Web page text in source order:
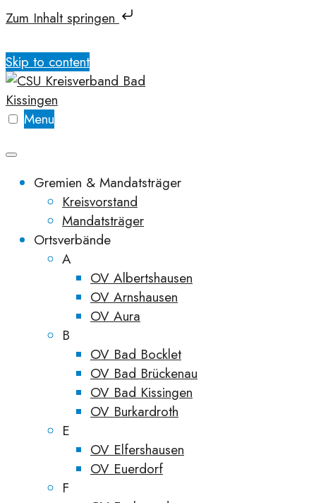
Zum Inhalt springen
Skip to content
Menu
Gremien & Mandatsträger
Kreisvorstand
Mandatsträger
Ortsverbände
A
OV Albertshausen
OV Arnshausen
OV Aura
B
OV Bad Bocklet
OV Bad Brückenau
OV Bad Kissingen
OV Burkardroth
E
OV Elfershausen
OV Euerdorf
F